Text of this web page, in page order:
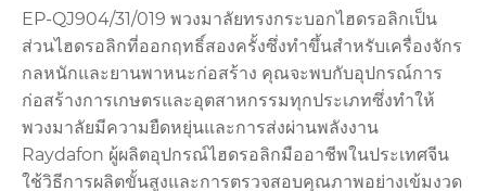
EP-QJ904/31/019 พวงมาลัยทรงกระบอกไฮดรอลิกเป็น
ส่วนไฮดรอลิกที่ออกฤทธิ์สองครั้งซึ่งทำขึ้นสำหรับเครื่องจักร
กลหนักและยานพาหนะก่อสร้าง คุณจะพบกับอุปกรณ์การ
ก่อสร้างการเกษตรและอุตสาหกรรมทุกประเภทซึ่งทำให้
พวงมาลัยมีความยืดหยุ่นและการส่งผ่านพลังงาน
Raydafon ผู้ผลิตอุปกรณ์ไฮดรอลิกมืออาชีพในประเทศจีน
ใช้วิธีการผลิตขั้นสูงและการตรวจสอบคุณภาพอย่างเข้มงวด